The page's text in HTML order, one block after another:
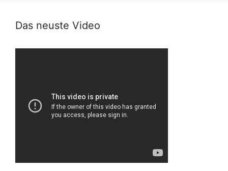
Das neuste Video